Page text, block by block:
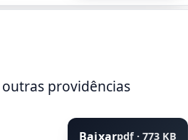
providências
Baixarpdf · 773 KB